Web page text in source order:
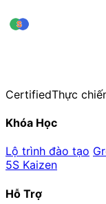
CertifiedThực
Khóa Học
Lộ trình đào tạo
5S Kaizen
Hỗ Trợ